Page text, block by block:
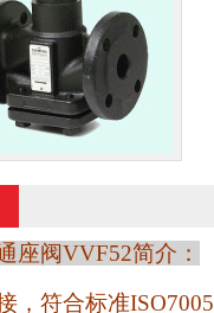
座阀VVF52简介：
，符合标准ISO7005